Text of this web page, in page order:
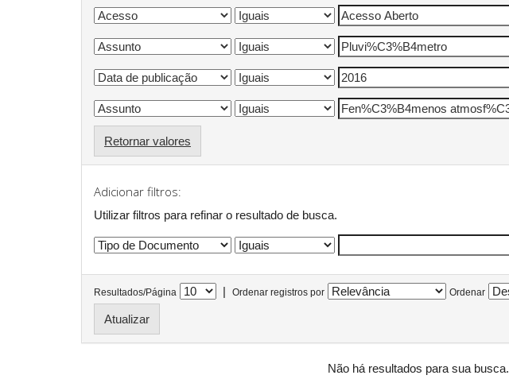
Retornar valores
Adicionar filtros:
Utilizar filtros para refinar o resultado de busca.
Resultados/Página | Ordenar registros por Ordenar
Não há resultados para sua busca.